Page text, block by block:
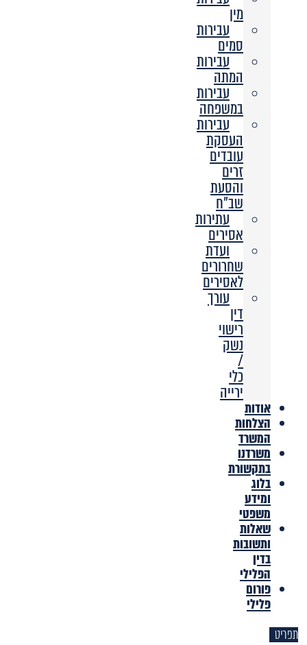
מין
עבירות
סמים
עבירות
המתה
עבירות
במשפחה
עבירות
העסקת
עובדים
זרים
והסעת
שב”ח
עתירות
אסירים
ועדת
שחרורים
לאסירים
עורך
דין
רישוי
נשק
/
כלי
ירייה
אודות
הצלחות
המשרד
משרדנו
בתקשורת
בלוג
ומידע
משפטי
שאלות
ותשובות
בדין
הפלילי
פורום
פלילי
תפריט